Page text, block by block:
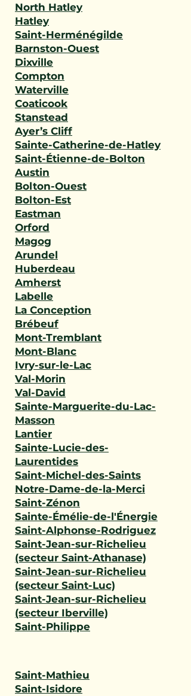
North Hatley
Hatley
Saint-Herménégilde
Barnston-Ouest
Dixville
Compton
Waterville
Coaticook
Stanstead
Ayer’s Cliff
Sainte-Catherine-de-Hatley
Saint-Étienne-de-Bolton
Austin
Bolton-Ouest
Bolton-Est
Eastman
Orford
Magog
Arundel
Huberdeau
Amherst
Labelle
La Conception
Brébeuf
Mont-Tremblant
Mont-Blanc
Ivry-sur-le-Lac
Val-Morin
Val-David
Sainte-Marguerite-du-Lac-
Masson
Lantier
Sainte-Lucie-des-
Laurentides
Saint-Michel-des-Saints
Notre-Dame-de-la-Merci
Saint-Zénon
Sainte-Émélie-de-l'Énergie
Saint-Alphonse-Rodriguez
Saint-Jean-sur-Richelieu
(secteur Saint-Athanase)
Saint-Jean-sur-Richelieu
(secteur Saint-Luc)
Saint-Jean-sur-Richelieu
(secteur Iberville)
Saint-Philippe
Saint-Mathieu
Saint-Isidore